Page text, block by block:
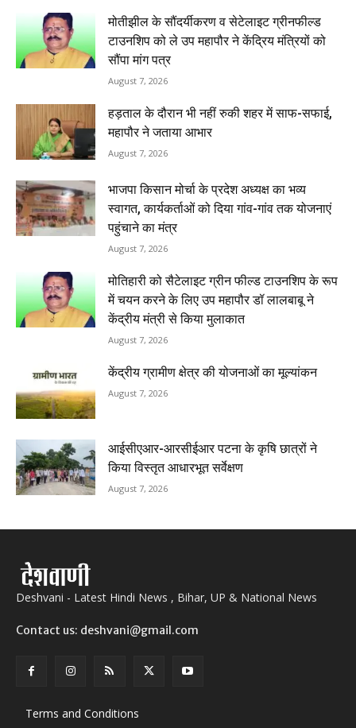
मोतीझील के सौंदर्यीकरण व सेटेलाइट ग्रीनफील्ड
टाउनशिप को ले उप महापौर ने केंद्रिय मंत्रियों को
सौंपा मांग पत्र
August 7, 2026
हड़ताल के दौरान भी नहीं रुकी शहर में साफ-सफाई,
महापौर ने जताया आभार
August 7, 2026
भाजपा किसान मोर्चा के प्रदेश अध्यक्ष का भव्य
स्वागत, कार्यकर्ताओं को दिया गांव-गांव तक योजनाएं
पहुंचाने का मंत्र
August 7, 2026
मोतिहारी को सैटेलाइट ग्रीन फील्ड टाउनशिप के रूप
में चयन करने के लिए उप महापौर डॉ लालबाबू ने
केंद्रीय मंत्री से किया मुलाकात
August 7, 2026
केंद्रीय ग्रामीण क्षेत्र की योजनाओं का मूल्यांकन
August 7, 2026
आईसीएआर-आरसीईआर पटना के कृषि छात्रों ने
किया विस्तृत आधारभूत सर्वेक्षण
August 7, 2026
Deshvani - Latest Hindi News , Bihar, UP & National News
Contact us: deshvani@gmail.com
Terms and Conditions